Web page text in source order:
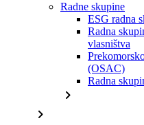
Radne skupine
ESG radna
Radna
vlasništva
(OSAC)
Radna
chevron_right
chevron_right